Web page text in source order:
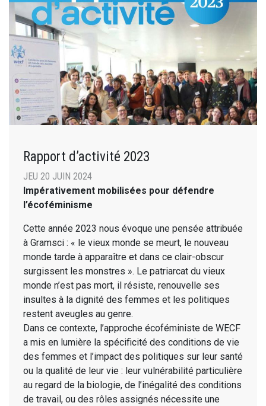
Rapport d’activité 2023
JEU 20 JUIN 2024
Impérativement mobilisées pour défendre
l’écoféminisme
Cette année 2023 nous évoque une pensée attribuée
à Gramsci : « le vieux monde se meurt, le nouveau
monde tarde à apparaître et dans ce clair-obscur
surgissent les monstres ». Le patriarcat du vieux
monde n’est pas mort, il résiste, renouvelle ses
insultes à la dignité des femmes et les politiques
restent aveugles au genre.
Dans ce contexte, l’approche écoféministe de WECF
a mis en lumière la spécificité des conditions de vie
des femmes et l’impact des politiques sur leur santé
ou la qualité de leur vie : leur vulnérabilité particulière
au regard de la biologie, de l’inégalité des conditions
de travail, ou des rôles assignés nécessite une